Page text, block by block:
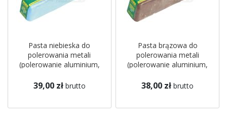
Pasta niebieska do
polerowania metali
(polerowanie aluminium,
York Abrasives Cromwell
39,00 zł brutto
Pasta brązowa do
polerowania metali
(polerowanie aluminium,
York Abrasives Cromwell
38,00 zł brutto